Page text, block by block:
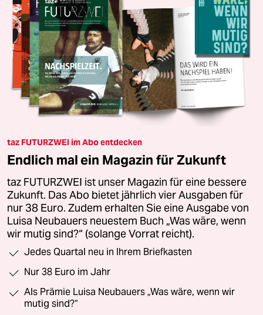
taz FUTURZWEI im Abo entdecken
Endlich mal ein Magazin für Zukunft
taz FUTURZWEI ist unser Magazin für eine bessere
Zukunft. Das Abo bietet jährlich vier Ausgaben für
nur 38 Euro. Zudem erhalten Sie eine Ausgabe von
Luisa Neubauers neuestem Buch „Was wäre, wenn
wir mutig sind?“ (solange Vorrat reicht).
Jedes Quartal neu in Ihrem Briefkasten
Nur 38 Euro im Jahr
Als Prämie Luisa Neubauers „Was wäre, wenn wir
mutig sind?“